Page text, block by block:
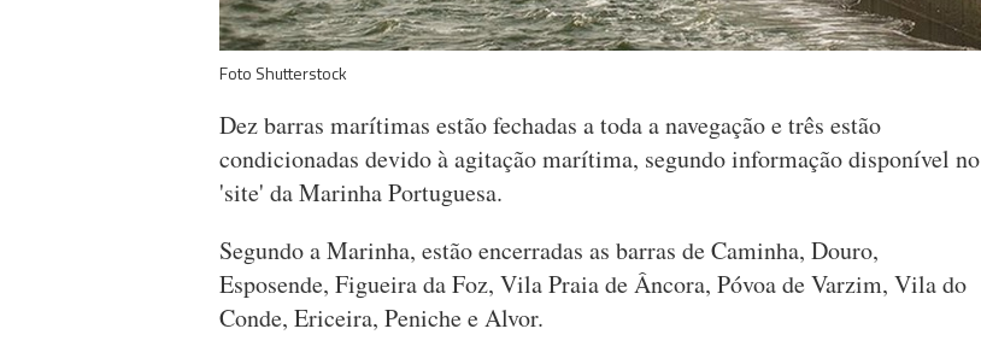
Foto Shutterstock
Dez barras marítimas estão fechadas a toda a navegação e três estão
condicionadas devido à agitação marítima, segundo informação disponível no
'site' da Marinha Portuguesa.
Segundo a Marinha, estão encerradas as barras de Caminha, Douro,
Esposende, Figueira da Foz, Vila Praia de Âncora, Póvoa de Varzim, Vila do
Conde, Ericeira, Peniche e Alvor.